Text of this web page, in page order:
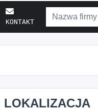
KONTAKT
LOKALIZACJA